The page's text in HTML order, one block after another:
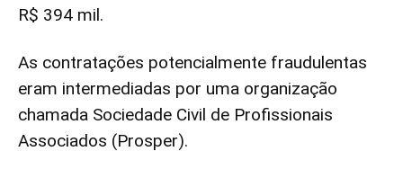
R$ 394 mil.
As contratações potencialmente fraudulentas
eram intermediadas por uma organização
chamada Sociedade Civil de Profissionais
Associados (Prosper).